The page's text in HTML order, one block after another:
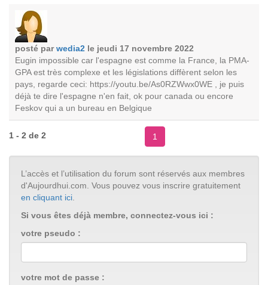
posté parwedia2 le jeudi 17 novembre 2022
Eugin impossible car l'espagne est comme la France, la PMA-
GPA est très complexe et les législations diffèrent selon les
pays, regarde ceci: https://youtu.be/As0RZWwx0WE , je puis
déjà te dire l'espagne n'en fait, ok pour canada ou encore
Feskov qui a un bureau en Belgique
1 - 2 de 2 1
L’accès et l’utilisation du forum sont réservés aux membres
d'Aujourdhui.com. Vous pouvez vous inscrire gratuitement
en cliquant ici.
Si vous êtes déjà membre, connectez-vous ici :
votre pseudo :
votre mot de passe :